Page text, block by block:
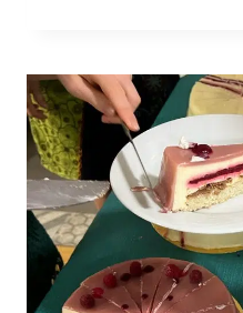
CLOU
DE
GIROFLE